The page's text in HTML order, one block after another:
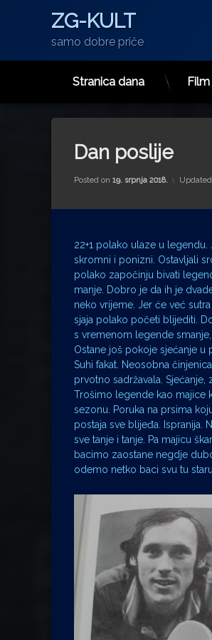
ZG-KULT
samo dobre priče
Stranica dana Film
Dan poslije
Posted on 19. srpnja 2018.
22+1 polako ulaze u
skromni i ponizni. Ostavljali
polako započinju bivati
manje. Dobro je da ih je
neko vrijeme. Jer će već
sjaja polako početi blijediti.
s vremenom legende
Ostane još pokoje sjećanje u
Suhi fakat. Neosobna
prvotno sadržavala. Sjećanje,
Trošimo legende kao majice
sezonu. Poruka na prsima
postaja sve blijeđa. Ispranija.
sve tanje i tanje. Pa majicu
bacimo zaostane negdje
odemo netko baci svu tu